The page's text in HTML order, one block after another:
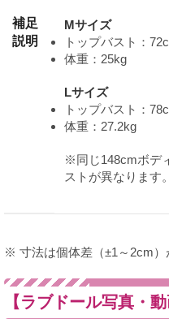
補足
説明
Mサイズ
トップバスト：
体重：25kg
Lサイズ
トップバスト：
体重：27.2kg
※同じ148cmボデ
ストが異なります。
※ 寸法は個体差（±1～2cm）
【ラブドール写真・動